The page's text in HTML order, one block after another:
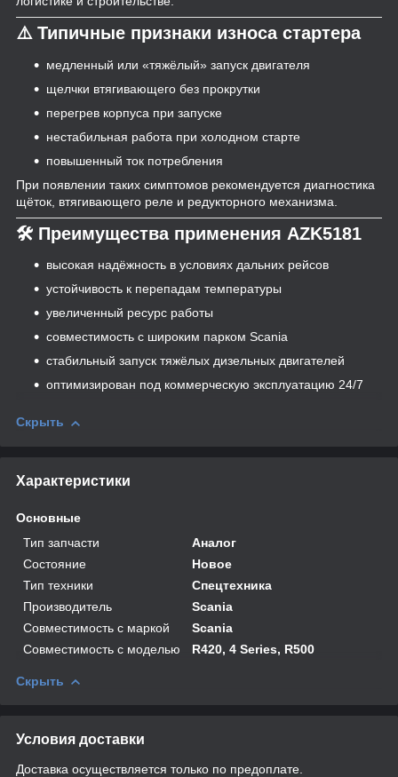
⚠️ Типичные признаки износа стартера
медленный или «тяжёлый» запуск двигателя
щелчки втягивающего без прокрутки
перегрев корпуса при запуске
нестабильная работа при холодном старте
повышенный ток потребления
При появлении таких симптомов рекомендуется диагностика
щёток, втягивающего реле и редукторного механизма.
🛠 Преимущества применения AZK5181
высокая надёжность в условиях дальних рейсов
устойчивость к перепадам температуры
увеличенный ресурс работы
совместимость с широким парком Scania
стабильный запуск тяжёлых дизельных двигателей
оптимизирован под коммерческую эксплуатацию 24/7
Скрыть
Характеристики
Основные
Тип запчасти
Аналог
Состояние
Новое
Тип техники
Спецтехника
Производитель
Scania
Совместимость с маркой
Scania
Совместимость с моделью
R420, 4 Series, R500
Скрыть
Условия доставки
Доставка осуществляется только по предоплате.